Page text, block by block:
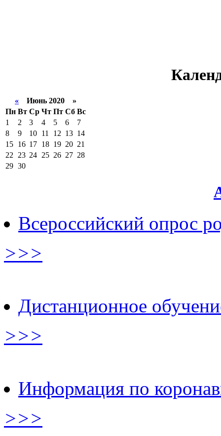
« Июнь 2020 »
Пн Вт Ср Чт Пт Сб Вс
1
2 3 4 5 6
7
8
9 10 11 12 13 14
15 16 17 18 19 20 21
22
23 24 25 26 27 28
29 30
Всероссийский опрос
>>>
Дистанционное
>>>
Информация по
>>>